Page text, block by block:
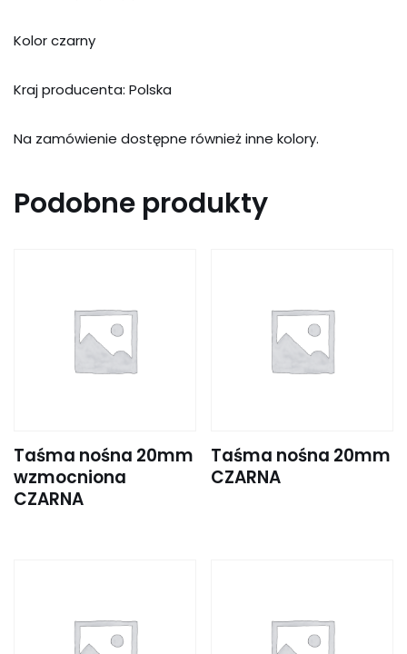
Kolor czarny
Kraj producenta: Polska
Na zamówienie dostępne również inne kolory.
Podobne produkty
Taśma nośna 20mm
wzmocniona
CZARNA
Taśma nośna 20mm
CZARNA